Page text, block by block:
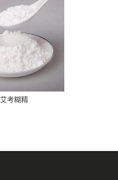
艾考糊精